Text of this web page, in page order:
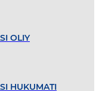
OLIY
HUKUMATI